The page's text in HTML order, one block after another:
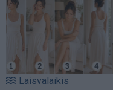
Laisvalaikis